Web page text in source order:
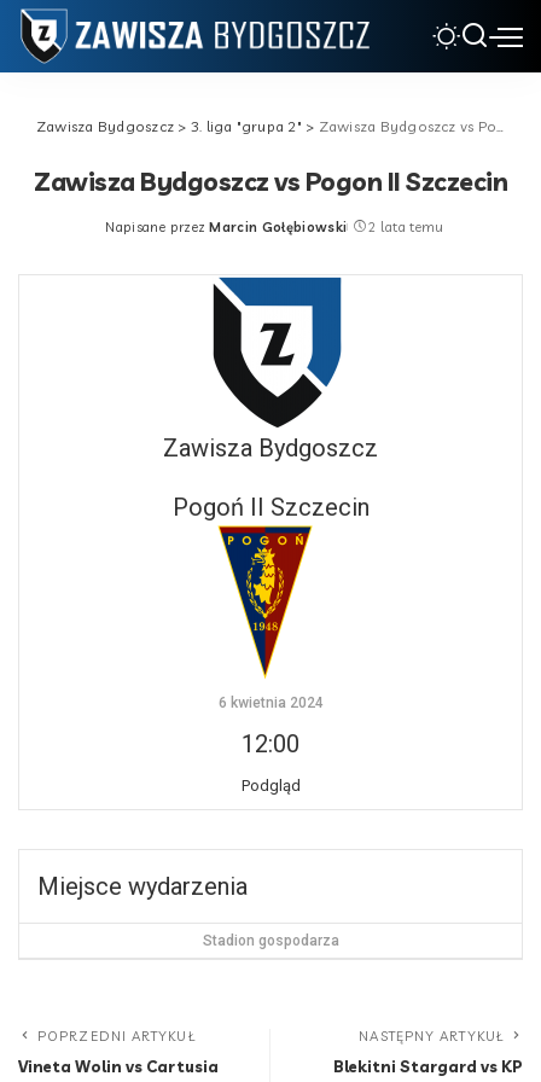
Zawisza Bydgoszcz > 3. liga "grupa 2" > Zawisza Bydgoszcz vs Pogon II Szczecin
Zawisza Bydgoszcz vs Pogon II Szczecin
Posted
Napisane przez Marcin Gołębiowski 2 lata temu
Zawisza Bydgoszcz
Pogoń II Szczecin
6 kwietnia 2024
12:00
Podgląd
Miejsce wydarzenia
Stadion gospodarza
POPRZEDNI ARTYKUŁ
Vineta Wolin vs Cartusia
NASTĘPNY ARTYKUŁ
Blekitni Stargard vs KP